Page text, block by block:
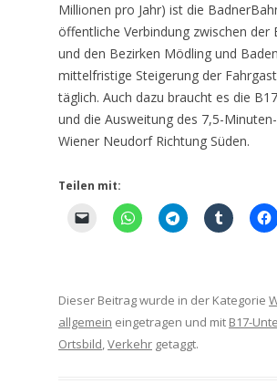
Millionen pro Jahr) ist die
öffentliche Verbindung zwischen der
und den Bezirken Mödling und
mittelfristige Steigerung der
täglich. Auch dazu braucht es die
und die Ausweitung des 7,5-
Wiener Neudorf Richtung Süden.
Teilen mit:
Dieser Beitrag wurde in der Kategorie
allgemein eingetragen und mit B17-
Ortsbild,Verkehr getaggt.